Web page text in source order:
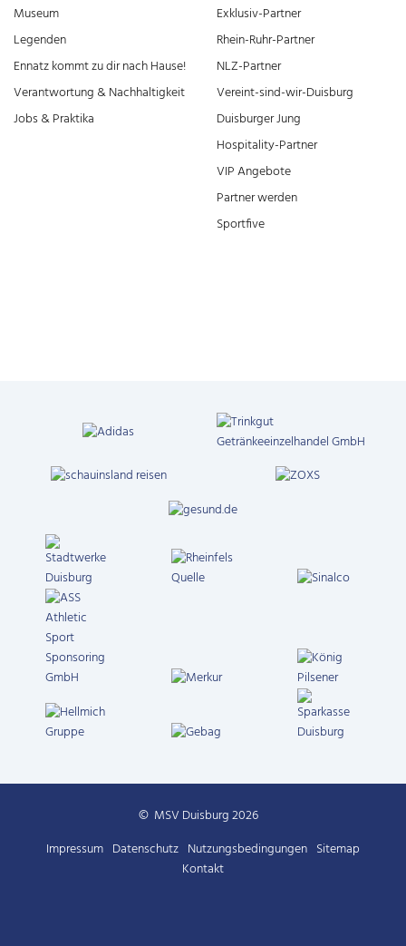
Museum
Legenden
Ennatz kommt zu dir nach Hause!
Verantwortung & Nachhaltigkeit
Jobs & Praktika
Exklusiv-Partner
Rhein-Ruhr-Partner
NLZ-Partner
Vereint-sind-wir-Duisburg
Duisburger Jung
Hospitality-Partner
VIP Angebote
Partner werden
Sportfive
© MSV Duisburg 2026
Impressum Datenschutz Nutzungs­bedingungen Sitemap
Kontakt